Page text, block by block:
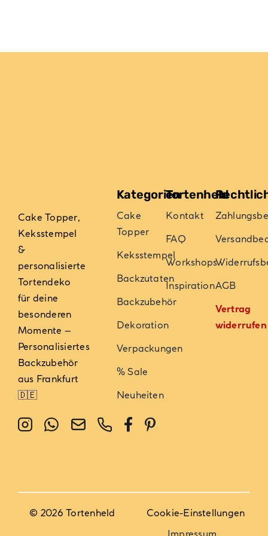
Cake Topper,
Keksstempel
&
personalisierte
Tortendeko
für deine
besonderen
Momente –
Personalisiertes
Backzubehör
aus Frankfurt
🇩🇪
Kategorien
Cake
Topper
Keksstempel
Backzutaten
Backzubehör
Dekoration
Verpackungen
% Sale
Neuheiten
Tortenheld
Kontakt
FAQ
Workshops
InspirationAGB
Vertrag
widerrufen
© 2026 Tortenheld
Cookie-Einstellungen